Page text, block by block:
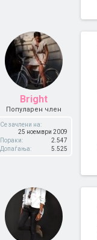
Bright
Популарен член
Се зачлени на:
25 ноември 2009
Пораки:
2.547
Допаѓања:
5.525